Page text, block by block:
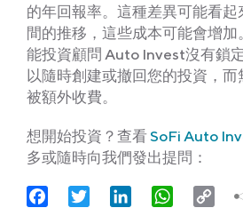
的年回報率。這種差異可能看
間的推移，這些成本可能會增
能投資顧問 Auto Invest沒有鎖
以隨時創建或撤回您的投資，
被額外收費。
想開始投資？查看SoFi Auto
多或隨時向我們發出提問：
FacebookTwitter LinkedIn